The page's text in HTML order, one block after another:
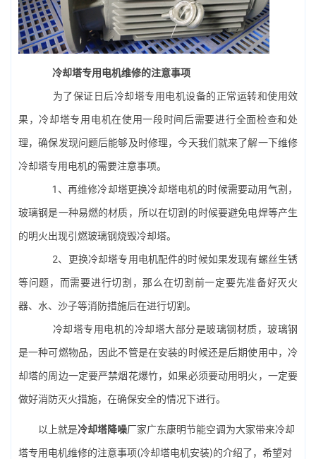
冷却塔专用电机维修的注意事项
为了保证日后冷却塔专用电机设备的正常运转和使用效
果，冷却塔专用电机在使用一段时间后需要进行全面检查和处
理，确保发现问题后能够及时修理，今天我们就来了解一下维修
冷却塔专用电机的需要注意事项。
1、再维修冷却塔更换冷却塔电机的时候需要动用气割，
玻璃钢是一种易燃的材质，所以在切割的时候要避免电焊等产生
的明火出现引燃玻璃钢烧毁冷却塔。
2、更换冷却塔专用电机配件的时候如果发现有螺丝生锈
等问题，而需要进行切割，那么在切割前一定要先准备好灭火
器、水、沙子等消防措施后在进行切割。
冷却塔专用电机的冷却塔大部分是玻璃钢材质，玻璃钢
是一种可燃物品，因此不管是在安装的时候还是后期使用中，冷
却塔的周边一定要严禁烟花爆竹，如果必须要动用明火，一定要
做好消防灭火措施，在确保安全的情况下进行。
以上就是冷却塔降噪厂家广东康明节能空调为大家带来冷却
塔专用电机维修的注意事项(冷却塔电机安装)的介绍了，希望对